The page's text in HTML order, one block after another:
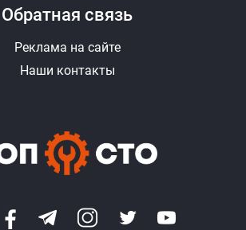
Обратная связь
Реклама на сайте
Наши контакты